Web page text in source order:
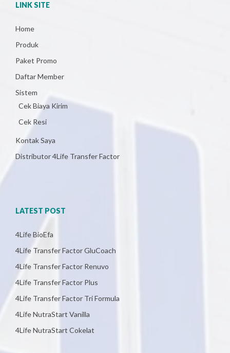
LINK SITE
Home
Produk
Paket Promo
Daftar Member
Sistem
Cek Biaya Kirim
Cek Resi
Kontak Saya
Distributor 4Life Transfer Factor
LATEST POST
4Life BioEfa
4Life Transfer Factor GluCoach
4Life Transfer Factor Renuvo
4Life Transfer Factor Plus
4Life Transfer Factor Tri Formula
4Life NutraStart Vanilla
4Life NutraStart Cokelat